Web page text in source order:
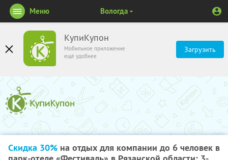
КупиКупон
Мобильное приложение
ещё удобнее
Загрузить
Меню Вологда
Скидка 30% на отдых для компании до 6 человек в